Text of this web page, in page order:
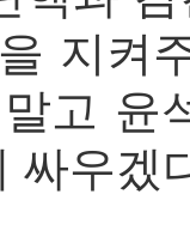
지켜
고 윤
싸우겠